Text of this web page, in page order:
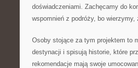
doświadczeniami. Zachęcamy do
wspomnień z podróży, bo
Osoby stojące za tym projektem to
destynacji i spisują historie, które
rekomendacje mają swoje